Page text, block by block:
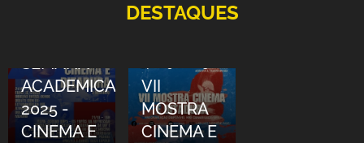
DESTAQUES
SEMANA
ACADEMICA
2025 -
CINEMA E
VII
MOSTRA
CINEMA E